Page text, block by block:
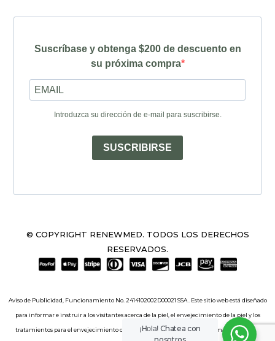
Suscríbase y obtenga $200 de descuento en
su próxima compra
Introduzca su dirección de e-mail para suscribirse.
SUSCRIBIRSE
© COPYRIGHT RENEWMED. TODOS LOS DERECHOS
RESERVADOS.
Aviso de Publicidad, Funcionamiento No. 2414102002D00021 SSA . Este sitio web está diseñado
para informar e instruir a los visitantes acerca de la piel, el envejecimiento de la piel y los
tratamientos para el envejecimiento de la piel. El sitio web incluye información sobre el
¡Hola! Chatea con